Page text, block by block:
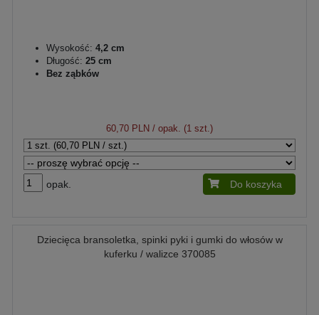
Wysokość: 4,2 cm
Długość: 25 cm
Bez ząbków
60,70 PLN / opak. (1 szt.)
opak. Do koszyka
Dziecięca bransoletka, spinki pyki i gumki do włosów w
kuferku / walizce 370085